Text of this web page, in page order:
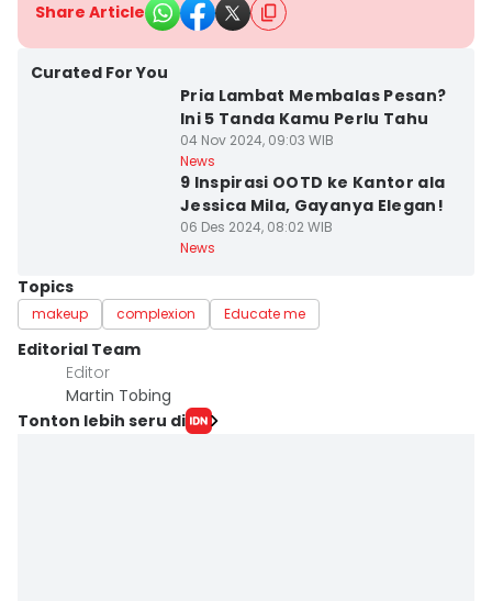
Share Article
Curated For You
Pria Lambat Membalas Pesan?
Ini 5 Tanda Kamu Perlu Tahu
04 Nov 2024, 09:03 WIB
News
9 Inspirasi OOTD ke Kantor ala
Jessica Mila, Gayanya Elegan!
06 Des 2024, 08:02 WIB
News
Topics
makeup complexion Educate me
Editorial Team
Editor
Martin Tobing
Tonton lebih seru di